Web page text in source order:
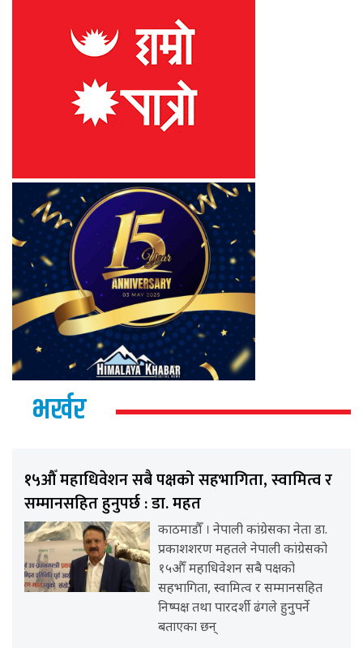
भर्खर
१५औँ महाधिवेशन सबै पक्षको सहभागिता, स्वामित्व र
सम्मानसहित हुनुपर्छ : डा. महत
काठमाडौँ । नेपाली कांग्रेसका नेता डा.
प्रकाशशरण महतले नेपाली कांग्रेसको
१५औँ महाधिवेशन सबै पक्षको
सहभागिता, स्वामित्व र सम्मानसहित
निष्पक्ष तथा पारदर्शी ढंगले हुनुपर्ने
बताएका छन्